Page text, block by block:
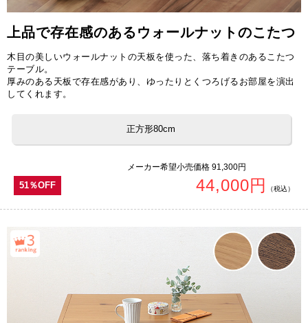
上品で存在感のあるウォールナットのこたつ
木目の美しいウォールナットの天板を使った、落ち着きのあるこたつ
テーブル。
厚みのある天板で存在感があり、ゆったりとくつろげるお部屋を演出
してくれます。
正方形80cm
メーカー希望小売価格 91,300円
51％OFF 44,000円 （税込）